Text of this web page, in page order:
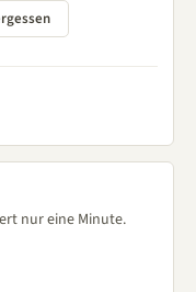
nur eine Minute.